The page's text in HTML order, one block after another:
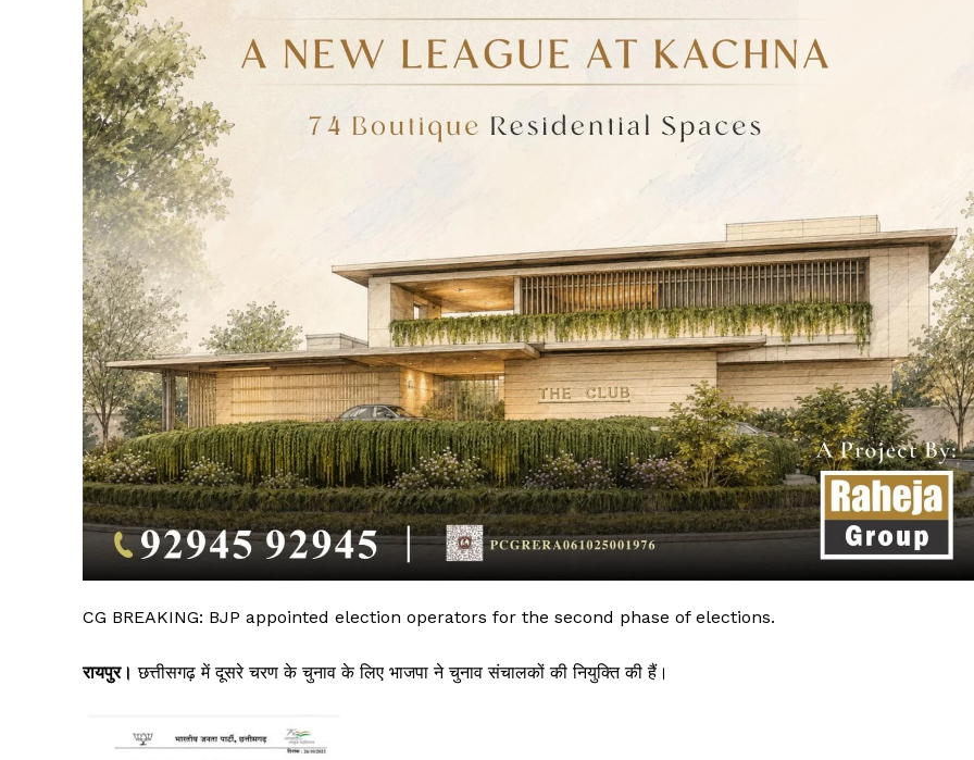
CG BREAKING: BJP appointed election operators for the second phase of elections.
रायपुर। छत्तीसगढ़ में दूसरे चरण के चुनाव के लिए भाजपा ने चुनाव संचालकों की नियुक्ति की हैं।